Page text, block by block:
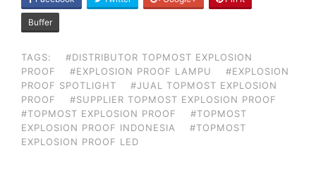
ONBuffer
TAGS:
#DISTRIBUTOR TOPMOST EXPLOSION
PROOF
#EXPLOSION PROOF LAMPU
#EXPLOSION
PROOF SPOTLIGHT
#JUAL TOPMOST EXPLOSION
PROOF
#SUPPLIER TOPMOST EXPLOSION PROOF
#TOPMOST EXPLOSION PROOF
#TOPMOST
EXPLOSION PROOF INDONESIA
#TOPMOST
EXPLOSION PROOF LED